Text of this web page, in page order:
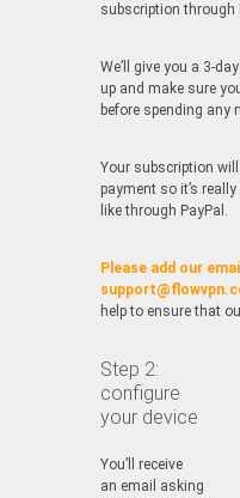
subscription through
We’ll give you a 3-
up and make sure
before spending any
Your subscription
payment so it’s
like through PayPal.
Please add our
help to ensure that
Step 2:
configure
your device
You’ll receive
an email asking